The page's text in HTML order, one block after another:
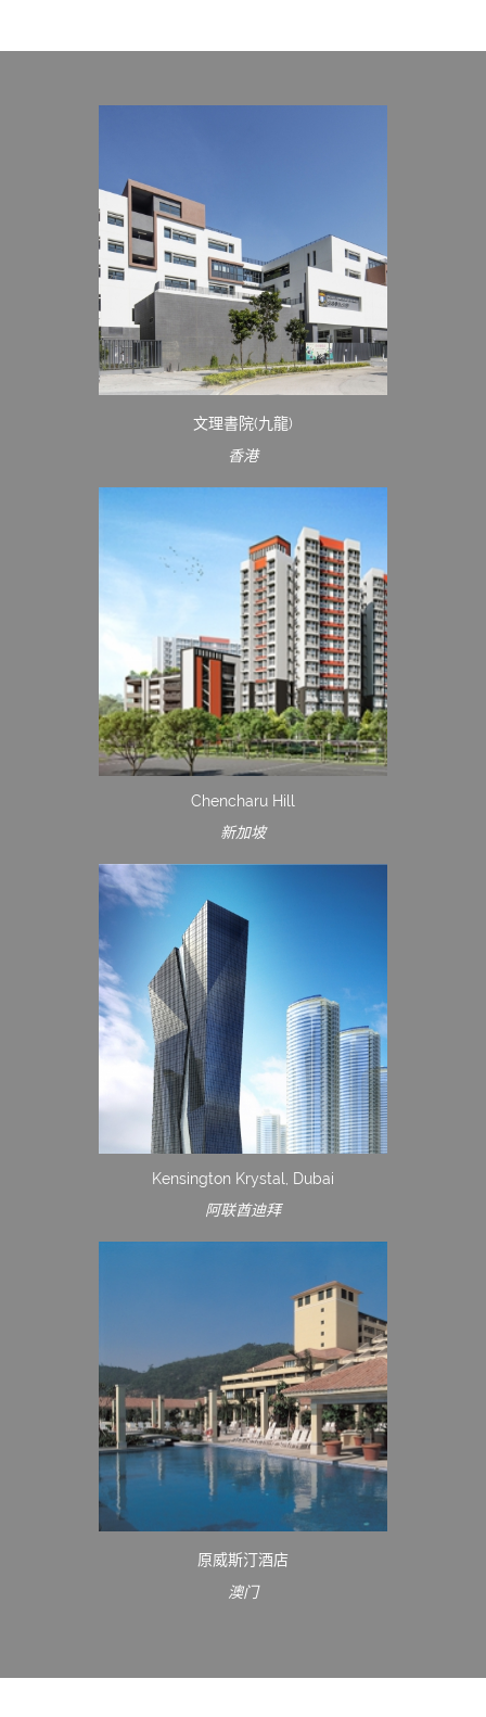
文理書院(九龍)
香港
Chencharu Hill
新加坡
Kensington Krystal, Dubai
阿联酋迪拜
原威斯汀酒店
澳门